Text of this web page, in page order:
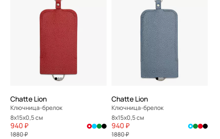
Chatte Lion
Ключница-брелок
8x15x0,5 см
940 ₽
1880 ₽
Chatte Lion
Ключница-брелок
8x15x0,5 см
940 ₽
1880 ₽